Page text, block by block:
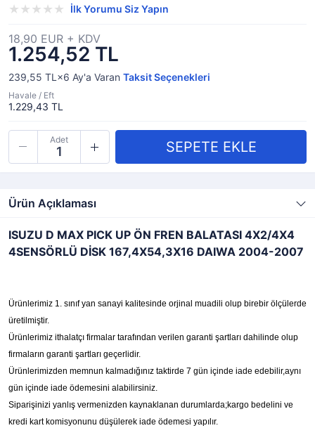
İlk Yorumu Siz Yapın
1.254,52 TL
18,90 EUR + KDV
239,55 TL×6 Ay'a Varan Taksit Seçenekleri
Havale / Eft
1.229,43 TL
Adet
Ürün Açıklaması
ISUZU D MAX PICK UP ÖN FREN BALATASI 4X2/4X4
4SENSÖRLÜ DİSK 167,4X54,3X16 DAIWA 2004-2007
Ürünlerimiz 1. sınıf yan sanayi kalitesinde orjinal muadili olup birebir ölçülerde
üretilmiştir.
Ürünlerimiz ithalatçı firmalar tarafından verilen garanti şartları dahilinde olup
firmaların garanti şartları geçerlidir.
Ürünlerimizden memnun kalmadığınız taktirde 7 gün içinde iade edebilir,aynı
gün içinde iade ödemesini alabilirsiniz.
Siparişinizi yanlış vermenizden kaynaklanan durumlarda;kargo bedelini ve
kredi kart komisyonunu düşülerek iade ödemesi yapılır.